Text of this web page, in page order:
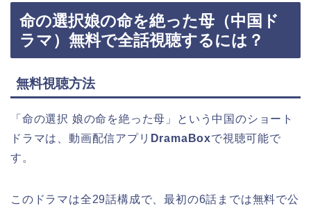
命の選択娘の命を絶った母（中国ド
ラマ）無料で全話視聴するには？
無料視聴方法
「命の選択 娘の命を絶った母」という中国のショート
ドラマは、動画配信アプリ DramaBoxで視聴可能で
す。
このドラマは全29話構成で、最初の6話までは無料で公